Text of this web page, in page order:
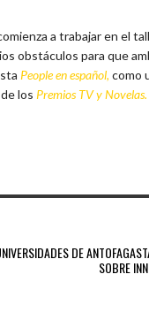
a trabajar en el
obstáculos para que
People en español, como
los Premios TV y Novelas.
DE
SOBRE